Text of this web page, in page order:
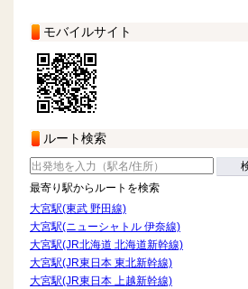
モバイルサイト
ルート検索
最寄り駅からルートを検索
大宮駅(東武 野田線)
大宮駅(ニューシャトル 伊奈線)
大宮駅(JR北海道 北海道新幹線)
大宮駅(JR東日本 東北新幹線)
大宮駅(JR東日本 上越新幹線)